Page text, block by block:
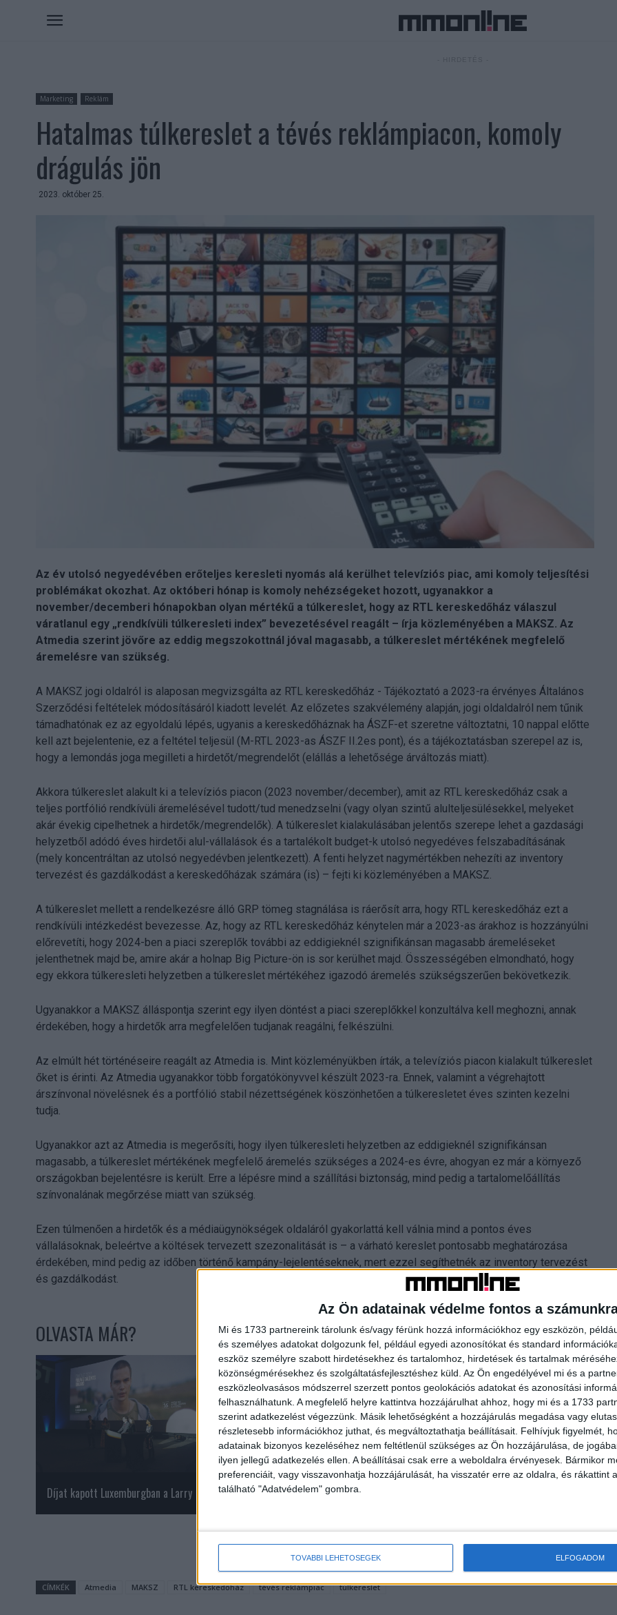
Az Ön adatainak védelme fontos a
Mi és 1733 partnereink tárolunk és/vagy férünk hozzá információkhoz egy eszközön,
és személyes adatokat dolgozunk fel, például egyedi azonosítókat és standard
eszköz személyre szabott hirdetésekhez és tartalomhoz, hirdetések és tartalmak
közönségmérésekhez és szolgáltatásfejlesztéshez küld. Az Ön engedélyével mi és a
eszközleolvasásos módszerrel szerzett pontos geolokációs adatokat és azonosítási
felhasználhatunk. A megfelelő helyre kattintva hozzájárulhat ahhoz, hogy mi és a 1733
szerint adatkezelést végezzünk. Másik lehetőségként a hozzájárulás megadása vagy
részletesebb információkhoz juthat, és megváltoztathatja beállításait. Felhívjuk figyelmét,
adatainak bizonyos kezeléséhez nem feltétlenül szükséges az Ön hozzájárulása, de
ilyen jellegű adatkezelés ellen. A beállításai csak erre a weboldalra érvényesek. Bármikor
preferenciáit, vagy visszavonhatja hozzájárulását, ha visszatér erre az oldalra, és rákattint
található "Adatvédelem" gombra.
TOVÁBBI LEHETŐSÉGEK ELFOGADOM
Marketing Reklám
Hatalmas túlkereslet a tévés reklámpiacon, komoly
drágulás jön
2023. október 25.
Az év utolsó negyedévében erőteljes keresleti nyomás alá kerülhet televíziós piac, ami komoly teljesítési
problémákat okozhat. Az októberi hónap is komoly nehézségeket hozott, ugyanakkor a
november/decemberi hónapokban olyan mértékű a túlkereslet, hogy az RTL kereskedőház válaszul
váratlanul egy „rendkívüli túlkeresleti index” bevezetésével reagált – írja közleményében a MAKSZ. Az
Atmedia szerint jövőre az eddig megszokottnál jóval magasabb, a túlkereslet mértékének megfelelő
áremelésre van szükség.
A MAKSZ jogi oldalról is alaposan megvizsgálta az RTL kereskedőház - Tájékoztató a 2023-ra érvényes Általános
Szerződési feltételek módosításáról kiadott levelét. Az előzetes szakvélemény alapján, jogi oldaldalról nem tűnik
támadhatónak ez az egyoldalú lépés, ugyanis a kereskedőháznak ha ÁSZF-et szeretne változtatni, 10 nappal előtte
kell azt bejelentenie, ez a feltétel teljesül (M-RTL 2023-as ÁSZF II.2es pont), és a tájékoztatásban szerepel az is,
hogy a lemondás joga megilleti a hirdetőt/megrendelőt (elállás a lehetősége árváltozás miatt).
Akkora túlkereslet alakult ki a televíziós piacon (2023 november/december), amit az RTL kereskedőház csak a
teljes portfólió rendkívüli áremelésével tudott/tud menedzselni (vagy olyan szintű alulteljesülésekkel, melyeket
akár évekig cipelhetnek a hirdetők/megrendelők). A túlkereslet kialakulásában jelentős szerepe lehet a gazdasági
helyzetből adódó éves hirdetői alul-vállalások és a tartalékolt budget-k utolsó negyedéves felszabadításának
(mely koncentráltan az utolsó negyedévben jelentkezett). A fenti helyzet nagymértékben nehezíti az inventory
tervezést és gazdálkodást a kereskedőházak számára (is) – fejti ki közleményében a MAKSZ.
A túlkereslet mellett a rendelkezésre álló GRP tömeg stagnálása is ráerősít arra, hogy RTL kereskedőház ezt a
rendkívüli intézkedést bevezesse. Az, hogy az RTL kereskedőház kénytelen már a 2023-as árakhoz is hozzányúlni
előrevetíti, hogy 2024-ben a piaci szereplők további az eddigieknél szignifikánsan magasabb áremeléseket
jelenthetnek majd be, amire akár a holnap Big Picture-ön is sor kerülhet majd. Összességében elmondható, hogy
egy ekkora túlkeresleti helyzetben a túlkereslet mértékéhez igazodó áremelés szükségszerűen bekövetkezik.
Ugyanakkor a MAKSZ álláspontja szerint egy ilyen döntést a piaci szereplőkkel konzultálva kell meghozni, annak
érdekében, hogy a hirdetők arra megfelelően tudjanak reagálni, felkészülni.
Az elmúlt hét történéseire reagált az Atmedia is. Mint közleményükben írták, a televíziós piacon kialakult túlkereslet
őket is érinti. Az Atmedia ugyanakkor több forgatókönyvvel készült 2023-ra. Ennek, valamint a végrehajtott
árszínvonal növelésnek és a portfólió stabil nézettségének köszönhetően a túlkeresletet éves szinten kezelni
tudja.
Ugyanakkor azt az Atmedia is megerősíti, hogy ilyen túlkeresleti helyzetben az eddigieknél szignifikánsan
magasabb, a túlkereslet mértékének megfelelő áremelés szükséges a 2024-es évre, ahogyan ez már a környező
országokban bejelentésre is került. Erre a lépésre mind a szállítási biztonság, mind pedig a tartalomelőállítás
színvonalának megőrzése miatt van szükség.
Ezen túlmenően a hirdetők és a médiaügynökségek oldaláról gyakorlattá kell válnia mind a pontos éves
vállalásoknak, beleértve a költések tervezett szezonalitását is – a várható kereslet pontosabb meghatározása
érdekében, mind pedig az időben történő kampány-lejelentéseknek, mert ezzel segíthetnék az inventory tervezést
és gazdálkodást.
OLVASTA MÁR?
Díjat kapott Luxemburgban a Larry
Így lehet sokkal olcsóbban
CÍMKÉK Atmedia MAKSZ RTL kereskedőház tévés reklámpiac túlkereslet